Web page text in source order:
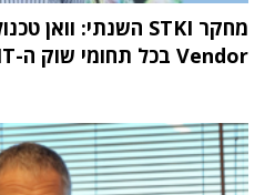
Vendor בכל תחומי שוק ה-IT